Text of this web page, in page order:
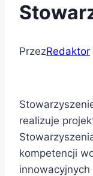
PrzezRedaktor
realizuje
kompetencji
innowacyjnych